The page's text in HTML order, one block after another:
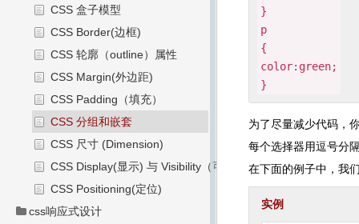
CSS 盒子模型
CSS Border(边框)
CSS 轮廓（outline）属性
CSS Margin(外边距)
CSS Padding（填充）
CSS 分组和嵌套
CSS 尺寸 (Dimension)
CSS Display(显示) 与 Visibility（可见性）
CSS Positioning(定位)
css响应式设计
}
p
{
color:green;
}
为了尽量减少代码，
每个选择器用逗号分
在下面的例子中，我
实例